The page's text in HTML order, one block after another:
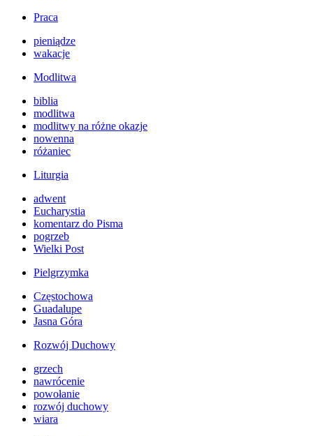
Praca
pieniądze
wakacje
Modlitwa
biblia
modlitwa
modlitwy na różne okazje
nowenna
różaniec
Liturgia
adwent
Eucharystia
komentarz do Pisma
pogrzeb
Wielki Post
Pielgrzymka
Częstochowa
Guadalupe
Jasna Góra
Rozwój Duchowy
grzech
nawrócenie
powołanie
rozwój duchowy
wiara